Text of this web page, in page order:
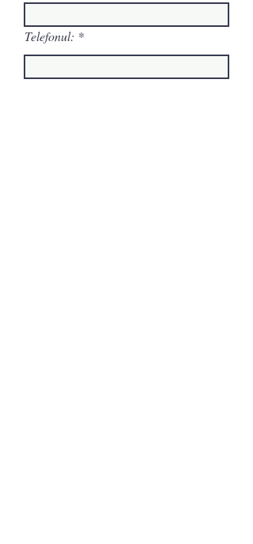
Telefonul: